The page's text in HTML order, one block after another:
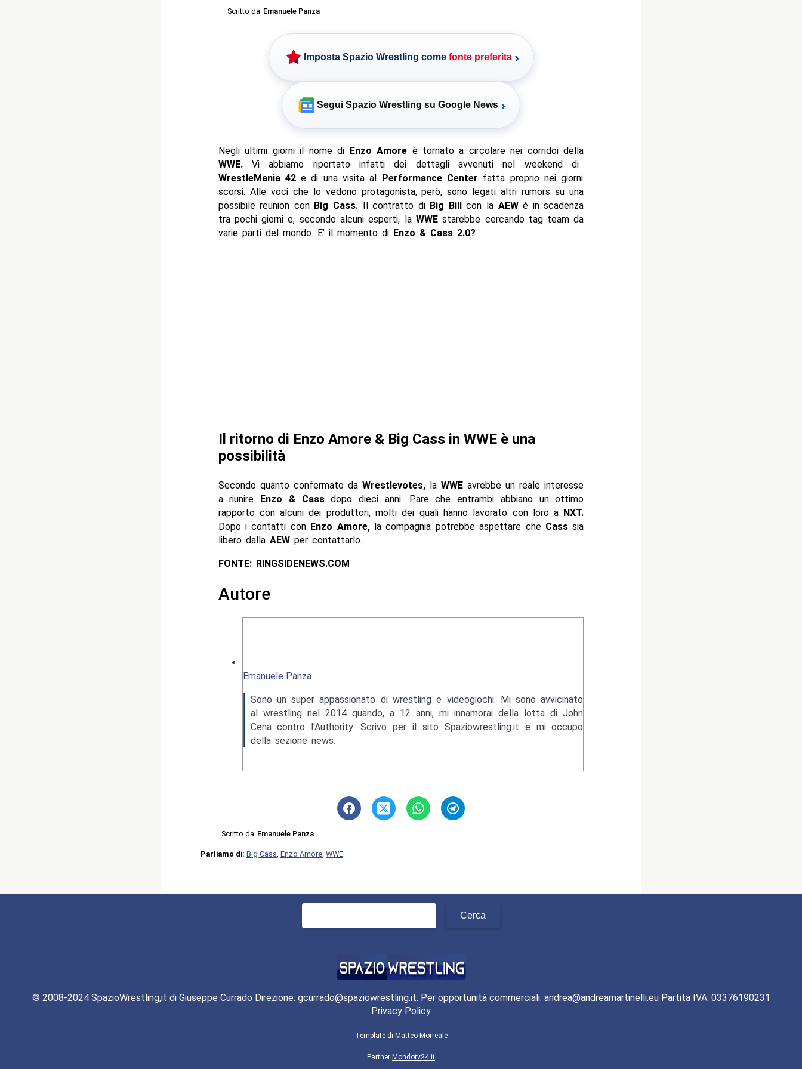
Scritto da Emanuele Panza
Imposta Spazio Wrestling come fonte preferita ›
Segui Spazio Wrestling su Google News ›
Negli ultimi giorni il nome di Enzo Amore è tornato a circolare nei corridoi della
WWE.Vi abbiamo riportato infatti dei dettagli avvenuti nel weekend di
WrestleMania 42e di una visita al Performance Center fatta proprio nei giorni
scorsi. Alle voci che lo vedono protagonista, però, sono legati altri rumors su una
possibile reunion con Big Cass.Il contratto di Big Billcon la AEWè in scadenza
tra pochi giorni e, secondo alcuni esperti, la WWEstarebbe cercando tag team da
varie parti del mondo. E’ il momento di Enzo & Cass 2.0?
Il ritorno di Enzo Amore & Big Cass in WWE è una
possibilità
Secondo quanto confermato da Wrestlevotes,laWWE avrebbe un reale interesse
a riunire Enzo & Cassdopo dieci anni. Pare che entrambi abbiano un ottimo
rapporto con alcuni dei produttori, molti dei quali hanno lavorato con loro a NXT.
Dopo i contatti con Enzo Amore,la compagnia potrebbe aspettare che Cass sia
libero dalla AEWper contattarlo.
FONTE: RINGSIDENEWS.COM
Autore
Emanuele Panza
Sono un super appassionato di wrestling e videogiochi. Mi sono avvicinato
al wrestling nel 2014 quando, a 12 anni, mi innamorai della lotta di John
Cena contro l'Authority. Scrivo per il sito Spaziowrestling.it e mi occupo
della sezione news.
Scritto da Emanuele Panza
Parliamo di: Big Cass Enzo Amore WWE
Ricerca
© 2008-2024 SpazioWrestling,it di Giuseppe Currado Direzione: gcurrado@spaziowrestling.it. Per opportunità commerciali: andrea@andreamartinelli.eu Partita IVA: 03376190231
Privacy Policy
Template di Matteo Morreale
Partner Mondotv24.it